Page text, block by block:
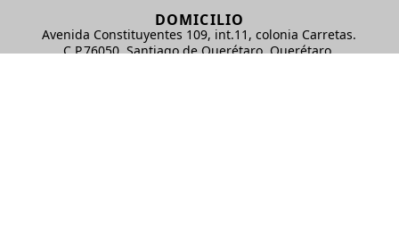
DOMICILIO
Avenida Constituyentes 109, int.11, colonia Carretas.
C.P.76050. Santiago de Querétaro, Querétaro.